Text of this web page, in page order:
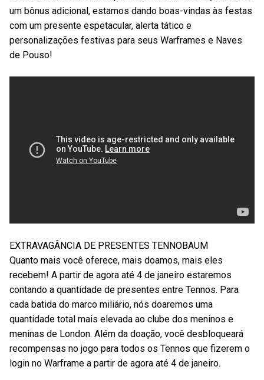
um bônus adicional, estamos dando boas-vindas às festas
com um presente espetacular, alerta tático e
personalizações festivas para seus Warframes e Naves
de Pouso!
EXTRAVAGÂNCIA DE PRESENTES TENNOBAUM
Quanto mais você oferece, mais doamos, mais eles
recebem! A partir de agora até 4 de janeiro estaremos
contando a quantidade de presentes entre Tennos. Para
cada batida do marco miliário, nós doaremos uma
quantidade total mais elevada ao clube dos meninos e
meninas de London. Além da doação, você desbloqueará
recompensas no jogo para todos os Tennos que fizerem o
login no Warframe a partir de agora até 4 de janeiro.